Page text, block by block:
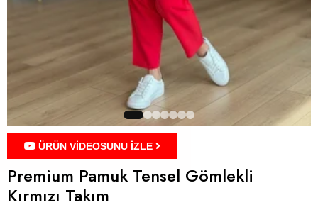
ÜRÜN VİDEOSUNU İZLE
Premium Pamuk Tensel Gömlekli
Kırmızı Takım